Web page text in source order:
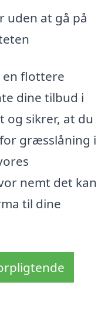
uden at gå på
en flottere
dine tilbud i
og sikrer, at du
græsslåning i
nemt det kan
til dine